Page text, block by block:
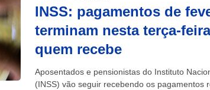
INSS: pagamentos de
terminam nesta terça-
quem recebe
Aposentados e pensionistas do Instituto
(INSS) vão seguir recebendo os pagamentos